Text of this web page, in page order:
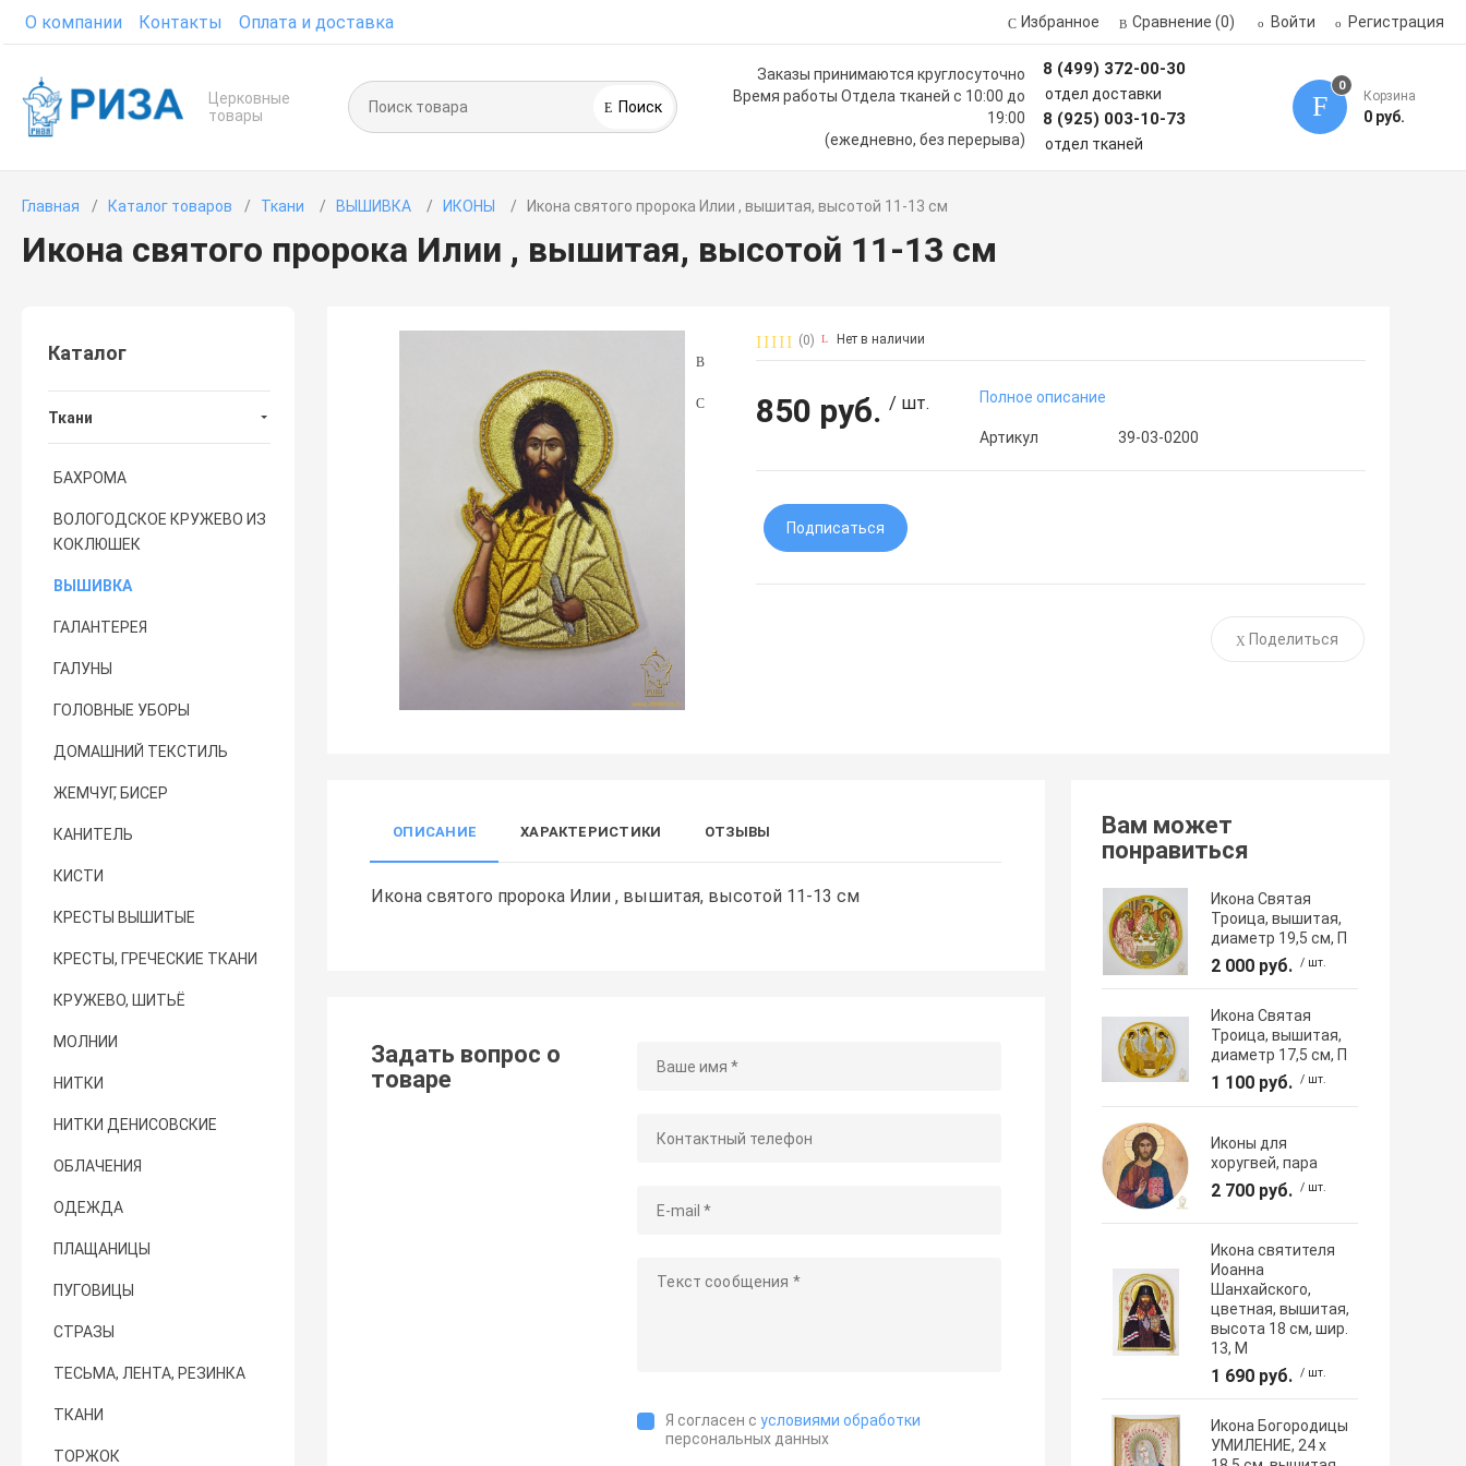
О компании Контакты Оплата и доставка Избранное Сравнение (0) Войти Регистрация
Церковные
товары
Поиск
Заказы принимаются круглосуточно
Время работы Отдела тканей с 10:00 до
19:00
(ежедневно, без перерыва)
8 (499) 372-00-30
отдел доставки
8 (925) 003-10-73
отдел тканей
0
Корзина
0 руб.
Главная Каталог товаров Ткани ВЫШИВКА ИКОНЫ Икона святого пророка Илии , вышитая, высотой 11-13 см
Икона святого пророка Илии , вышитая, высотой 11-13 см
Каталог
Ткани
БАХРОМА
ВОЛОГОДСКОЕ КРУЖЕВО ИЗ
КОКЛЮШЕК
ВЫШИВКА
ГАЛАНТЕРЕЯ
ГАЛУНЫ
ГОЛОВНЫЕ УБОРЫ
ДОМАШНИЙ ТЕКСТИЛЬ
ЖЕМЧУГ, БИСЕР
КАНИТЕЛЬ
КИСТИ
КРЕСТЫ ВЫШИТЫЕ
КРЕСТЫ, ГРЕЧЕСКИЕ ТКАНИ
КРУЖЕВО, ШИТЬЁ
МОЛНИИ
НИТКИ
НИТКИ ДЕНИСОВСКИЕ
ОБЛАЧЕНИЯ
ОДЕЖДА
ПЛАЩАНИЦЫ
ПУГОВИЦЫ
СТРАЗЫ
ТЕСЬМА, ЛЕНТА, РЕЗИНКА
ТКАНИ
ТОРЖОК
(0) Нет в наличии
850 руб. / шт. Полное описание
Артикул 39-03-0200
Подписаться
Поделиться
ОПИСАНИЕ ХАРАКТЕРИСТИКИ ОТЗЫВЫ
Икона святого пророка Илии , вышитая, высотой 11-13 см
Задать вопрос о
товаре
Я согласен сусловиями обработки
персональных данных
Вам может
понравиться
Икона Святая
Троица, вышитая,
диаметр 19,5 см, П
2 000 руб. / шт.
Икона Святая
Троица, вышитая,
диаметр 17,5 см, П
1 100 руб. / шт.
Иконы для
хоругвей, пара
2 700 руб. / шт.
Икона святителя
Иоанна
Шанхайского,
цветная, вышитая,
высота 18 см, шир.
13, М
1 690 руб. / шт.
Икона Богородицы
УМИЛЕНИЕ, 24 х